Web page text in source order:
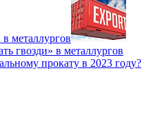
в металлургов
гвозди» в металлургов
прокату в 2023 году?